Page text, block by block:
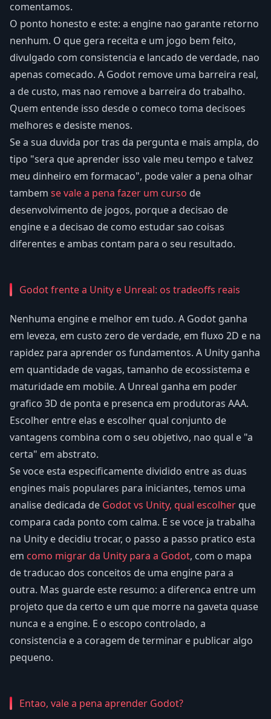
comentamos.
O ponto honesto e este: a engine nao garante retorno
nenhum. O que gera receita e um jogo bem feito,
divulgado com consistencia e lancado de verdade, nao
apenas comecado. A Godot remove uma barreira real,
a de custo, mas nao remove a barreira do trabalho.
Quem entende isso desde o comeco toma decisoes
melhores e desiste menos.
Se a sua duvida por tras da pergunta e mais ampla, do
tipo "sera que aprender isso vale meu tempo e talvez
meu dinheiro em formacao", pode valer a pena olhar
tambem se vale a pena fazer um curso de
desenvolvimento de jogos, porque a decisao de
engine e a decisao de como estudar sao coisas
diferentes e ambas contam para o seu resultado.
Godot frente a Unity e Unreal: os tradeoffs reais
Nenhuma engine e melhor em tudo. A Godot ganha
em leveza, em custo zero de verdade, em fluxo 2D e na
rapidez para aprender os fundamentos. A Unity ganha
em quantidade de vagas, tamanho de ecossistema e
maturidade em mobile. A Unreal ganha em poder
grafico 3D de ponta e presenca em produtoras AAA.
Escolher entre elas e escolher qual conjunto de
vantagens combina com o seu objetivo, nao qual e "a
certa" em abstrato.
Se voce esta especificamente dividido entre as duas
engines mais populares para iniciantes, temos uma
analise dedicada de Godot vs Unity, qual escolher que
compara cada ponto com calma. E se voce ja trabalha
na Unity e decidiu trocar, o passo a passo pratico esta
em como migrar da Unity para a Godot, com o mapa
de traducao dos conceitos de uma engine para a
outra. Mas guarde este resumo: a diferenca entre um
projeto que da certo e um que morre na gaveta quase
nunca e a engine. E o escopo controlado, a
consistencia e a coragem de terminar e publicar algo
pequeno.
Entao, vale a pena aprender Godot?